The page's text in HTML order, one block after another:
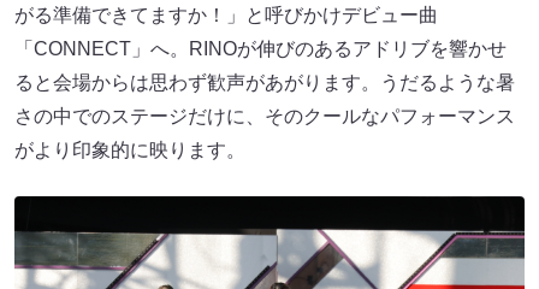
がる準備できてますか！」と呼びかけデビュー曲
「CONNECT」へ。RINOが伸びのあるアドリブを響かせ
ると会場からは思わず歓声があがります。うだるような暑
さの中でのステージだけに、そのクールなパフォーマンス
がより印象的に映ります。